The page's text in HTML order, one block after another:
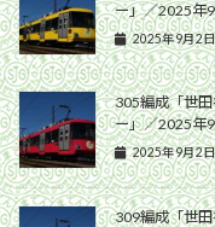
ー」／2025年
2025年9月2
305編成「世
ー」／2025年
2025年9月2
309編成「世